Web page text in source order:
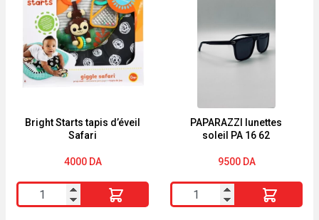
Bright Starts tapis d’éveil
Safari
4000 DA
quantité
de
PAPARAZZI lunettes
soleil PA 16 62
9500 DA
quantité
de